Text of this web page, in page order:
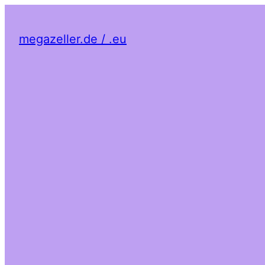
megazeller.de / .eu